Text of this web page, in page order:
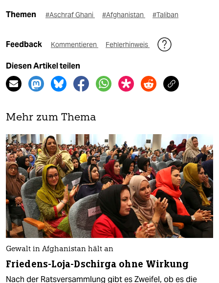
Themen #Aschraf Ghani #Afghanistan #Taliban
Feedback Kommentieren Fehlerhinweis
Diesen Artikel teilen
Mehr zum Thema
Gewalt in Afghanistan hält an
Friedens-Loja-Dschirga ohne Wirkung
Nach der Ratsversammlung gibt es Zweifel, ob es die